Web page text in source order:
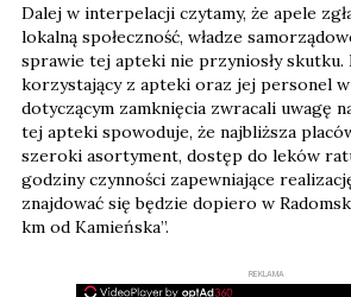
Dalej w interpelacji czytamy, że apele
lokalną społeczność, władze
sprawie tej apteki nie przyniosły skutku.
korzystający z apteki oraz jej personel
dotyczącym zamknięcia zwracali uwagę
tej apteki spowoduje, że najbliższa
szeroki asortyment, dostęp do leków
godziny czynności zapewniające
znajdować się będzie dopiero w
km od Kamieńska”.
REKLAMA